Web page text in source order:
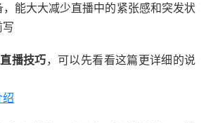
能大大减少直播中的紧张感和突发状
直播技巧，可以先看看这篇更详细的说